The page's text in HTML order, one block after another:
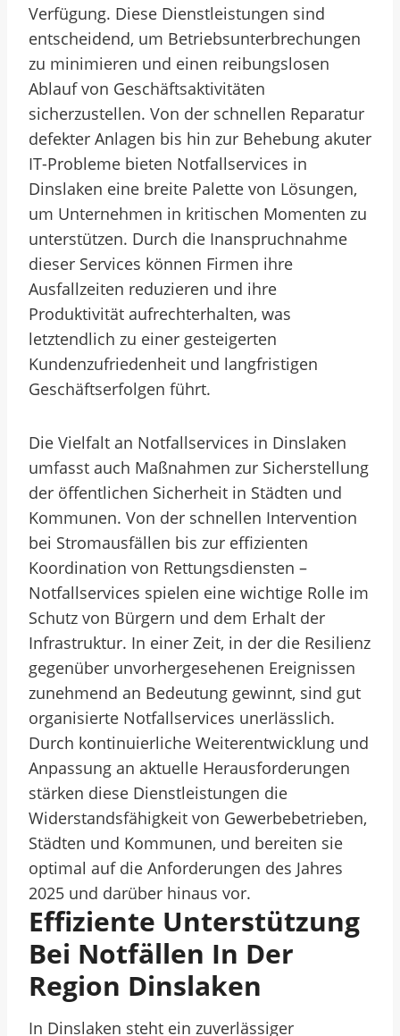
Verfügung. Diese Dienstleistungen sind
entscheidend, um Betriebsunterbrechungen
zu minimieren und einen reibungslosen
Ablauf von Geschäftsaktivitäten
sicherzustellen. Von der schnellen Reparatur
defekter Anlagen bis hin zur Behebung akuter
IT-Probleme bieten Notfallservices in
Dinslaken eine breite Palette von Lösungen,
um Unternehmen in kritischen Momenten zu
unterstützen. Durch die Inanspruchnahme
dieser Services können Firmen ihre
Ausfallzeiten reduzieren und ihre
Produktivität aufrechterhalten, was
letztendlich zu einer gesteigerten
Kundenzufriedenheit und langfristigen
Geschäftserfolgen führt.
Die Vielfalt an Notfallservices in Dinslaken
umfasst auch Maßnahmen zur Sicherstellung
der öffentlichen Sicherheit in Städten und
Kommunen. Von der schnellen Intervention
bei Stromausfällen bis zur effizienten
Koordination von Rettungsdiensten –
Notfallservices spielen eine wichtige Rolle im
Schutz von Bürgern und dem Erhalt der
Infrastruktur. In einer Zeit, in der die Resilienz
gegenüber unvorhergesehenen Ereignissen
zunehmend an Bedeutung gewinnt, sind gut
organisierte Notfallservices unerlässlich.
Durch kontinuierliche Weiterentwicklung und
Anpassung an aktuelle Herausforderungen
stärken diese Dienstleistungen die
Widerstandsfähigkeit von Gewerbebetrieben,
Städten und Kommunen, und bereiten sie
optimal auf die Anforderungen des Jahres
2025 und darüber hinaus vor.
Effiziente Unterstützung
Bei Notfällen In Der
Region Dinslaken
In Dinslaken steht ein zuverlässiger